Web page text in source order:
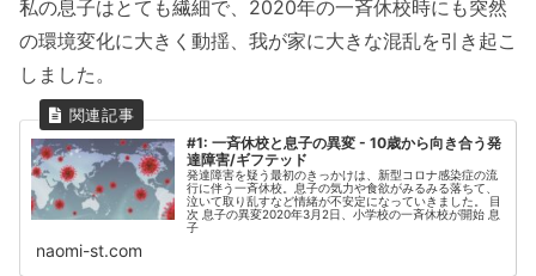
私の息子はとても繊細で、2020年の一斉休校時にも突然
の環境変化に大きく動揺、我が家に大きな混乱を引き起こ
しました。
#1: 一斉休校と息子の異変 - 10歳から向き合う発
達障害/ギフテッド
発達障害を疑う最初のきっかけは、新型コロナ感染症の流
行に伴う一斉休校。息子の気力や食欲がみるみる落ちて、
泣いて取り乱すなど情緒が不安定になっていきました。 目
次 息子の異変2020年3月2日、小学校の一斉休校が開始 息
子
naomi-st.com